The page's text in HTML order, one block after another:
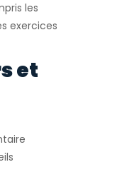
les
exercices
et